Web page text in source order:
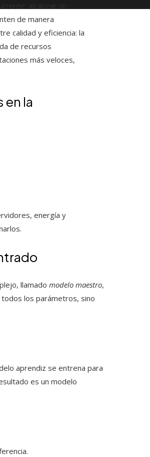
alcanzar un
de manera
calidad y eficiencia: la
de recursos
más veloces,
la
energía y
llamado modelo maestro,
todos los parámetros, sino
aprendiz se entrena para
es un modelo